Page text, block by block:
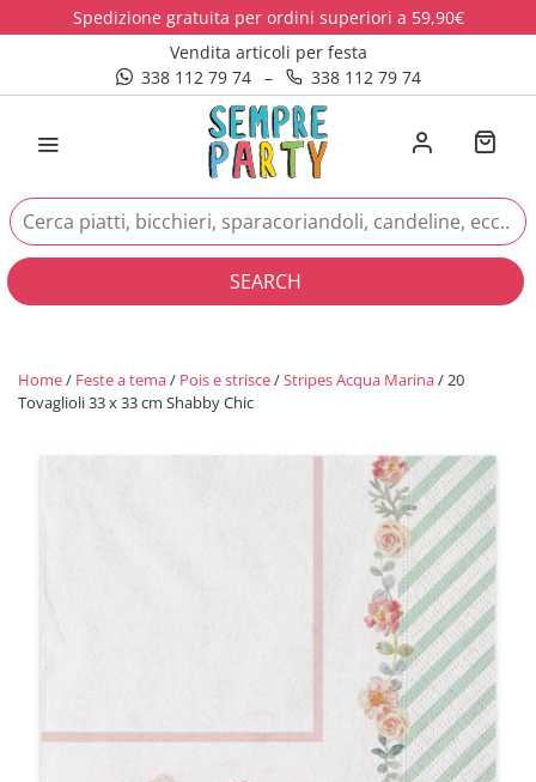
Spedizione gratuita per ordini superiori a 59,90€
Vendita articoli per festa
338 112 79 74
– 338 112 79 74
SEARCH
Home/ Feste a tema/ Pois e strisce/Stripes Acqua Marina/ 20
Tovaglioli 33 x 33 cm Shabby Chic